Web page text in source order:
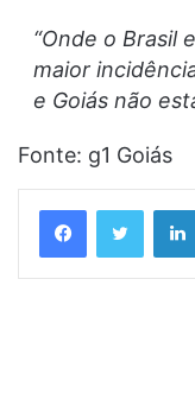
“Onde o Brasil
maior
e Goiás não
Fonte: g1 Goiás